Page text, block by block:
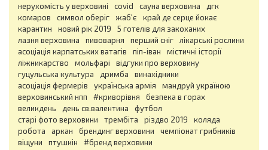
нерухомість у верховині
covid сауна верховина
дгк
комаров
символ оберіг жаб'є
край де серце йокає
карантин
новий рік 2019
5 готелів для закоханих
лазня верховина
пивоварня перший сніг
лікарські рослини
асоціація карпатських ватагів
піп-іван
містичні історії
ліжникарство
мольфарі
відгуки про верховину
гуцульська культура
дримба
винахідники
асоціація фермерів
українська армія
мандруй україною
верховинський нпп
#криворівня
безпека в горах
великдень
день св.валентина
футбол
старі фото верховини
трембіта різдво 2019
коляда
робота
аркан брендинг верховини
чемпіонат грибників
віщуни
птушкін #бренд верховини